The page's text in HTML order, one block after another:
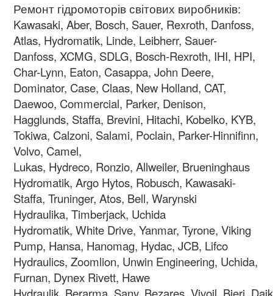
Ремонт гідромоторів світових виробників:
Kawasaki, Aber, Bosch, Sauer, Rexroth, Danfoss,
Atlas, Hydromatik, Linde, Leibherr, Sauer-
Danfoss, XCMG, SDLG, Bosch-Rexroth, IHI, HPI,
Char-Lynn, Eaton, Casappa, John Deere,
Dominator, Case, Claas, New Holland, CAT,
Daewoo, Commercial, Parker, Denison,
Hagglunds, Staffa, Brevini, Hitachi, Kobelko, KYB,
Tokiwa, Calzoni, Salami, Poclain, Parker-Hinnifinn,
Volvo, Camel,
Lukas, Hydreco, Ronzio, Allweiler, Brueninghaus
Hydromatik, Argo Hytos, Robusch, Kawasaki-
Staffa, Truninger, Atos, Bell, Warynski
Hydraulika, Timberjack, Uchida
Hydromatik, White Drive, Yanmar, Tyrone, Viking
Pump, Hansa, Hanomag, Hydac, JCB, Lifco
Hydraulics, Zoomlion, Unwin Engineering, Uchida,
Furnan, Dynex Rivett, Hawe